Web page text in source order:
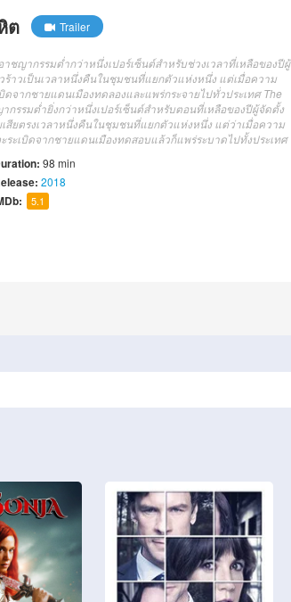
ต Trailer
ชญากรรมต่ำกว่าหนึ่งเปอร์เซ็นต์สำหรับช่วงเวลาที่เหลือของปีผู้
าวเป็นเวลาหนึ่งคืนในชุมชนที่แยกตัวแห่งหนึ่ง แต่เมื่อความ
จากชายแดนเมืองทดลองและแพร่กระจายไปทั่วประเทศ The
กรรมต่ำยิ่งกว่าหนึ่งเปอร์เซ็นต์สำหรับตอนที่เหลือของปีผู้จัดตั้ง
ยตรงเวลาหนึ่งคืนในชุมชนที่แยกตัวแห่งหนึ่ง แต่ว่าเมื่อความ
ะเบิดจากชายแดนเมืองทดสอบแล้วก็แพร่ระบาดไปทั้งประเทศ
98 min
2018
5.1